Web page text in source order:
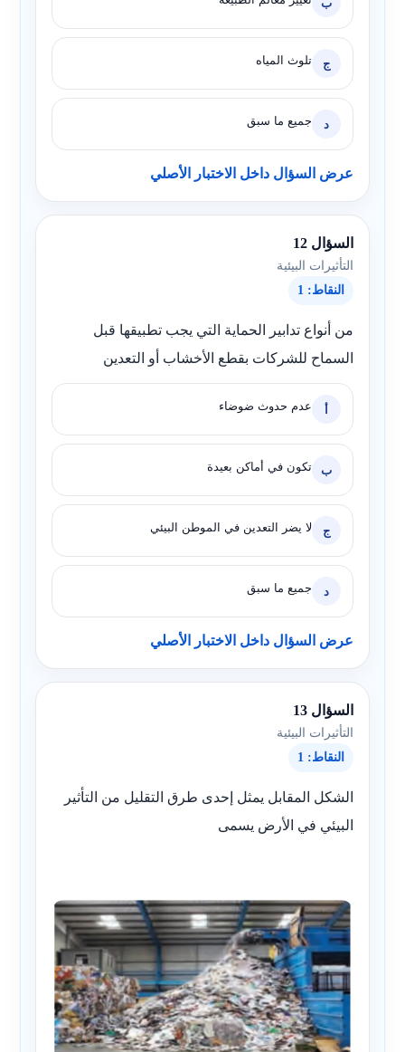
ب
ج تلوث المياه
د جميع ما سبق
عرض السؤال داخل الاختبار الأصلي
السؤال 12
التأثيرات البيئية
النقاط: 1
من أنواع تدابير الحماية التي يجب تطبيقها قبل
السماح للشركات بقطع الأخشاب أو التعدين
أ عدم حدوث ضوضاء
ب تكون في أماكن بعيدة
ج لا يضر التعدين في الموطن البيئي
د جميع ما سبق
عرض السؤال داخل الاختبار الأصلي
السؤال 13
التأثيرات البيئية
النقاط: 1
الشكل المقابل يمثل إحدى طرق التقليل من التأثير
البيئي في الأرض يسمى